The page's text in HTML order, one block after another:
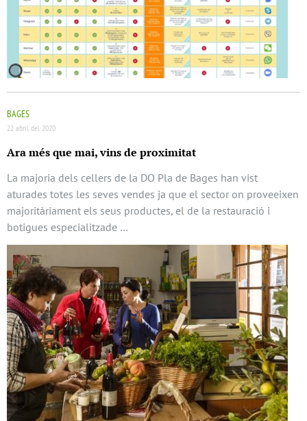
BAGES
22 abril del 2020
Ara més que mai, vins de proximitat
La majoria dels cellers de la DO Pla de Bages han vist
aturades totes les seves vendes ja que el sector on proveeixen
majoritàriament els seus productes, el de la restauració i
botigues especialitzade …